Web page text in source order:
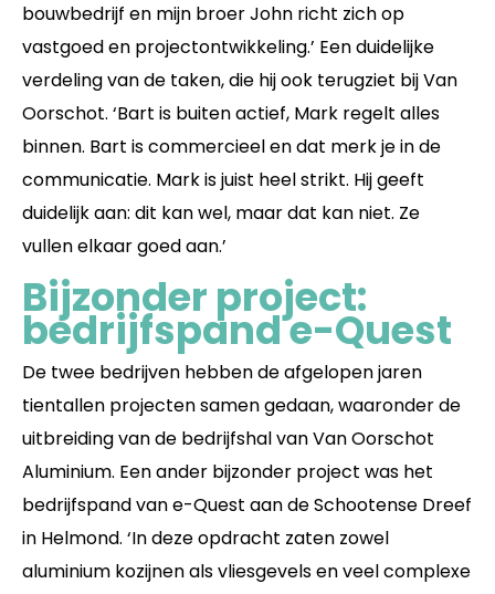
bouwbedrijf en mijn broer John richt zich op
vastgoed en projectontwikkeling.’ Een duidelijke
verdeling van de taken, die hij ook terugziet bij Van
Oorschot. ‘Bart is buiten actief, Mark regelt alles
binnen. Bart is commercieel en dat merk je in de
communicatie. Mark is juist heel strikt. Hij geeft
duidelijk aan: dit kan wel, maar dat kan niet. Ze
vullen elkaar goed aan.’
Bijzonder project:
bedrijfspand e-Quest
De twee bedrijven hebben de afgelopen jaren
tientallen projecten samen gedaan, waaronder de
uitbreiding van de bedrijfshal van Van Oorschot
Aluminium. Een ander bijzonder project was het
bedrijfspand van e-Quest aan de Schootense Dreef
in Helmond. ‘In deze opdracht zaten zowel
aluminium kozijnen als vliesgevels en veel complexe